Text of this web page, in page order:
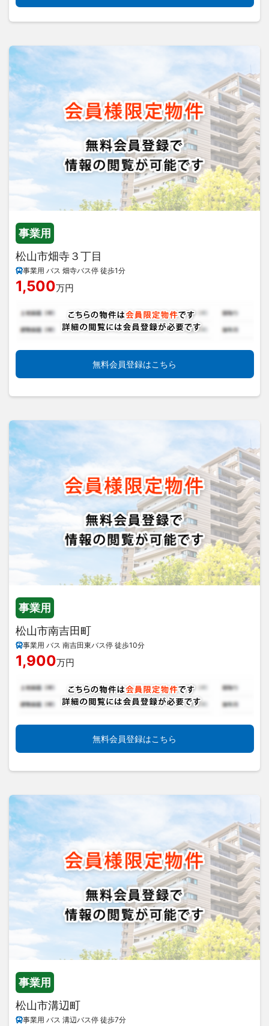
事業用
松山市畑寺３丁目
事業用 バス 畑寺バス停 徒歩1分
1,500万円
無料会員登録はこちら
事業用
松山市南吉田町
事業用 バス 南吉田東バス停 徒歩10分
1,900万円
無料会員登録はこちら
事業用
松山市溝辺町
事業用 バス 溝辺バス停 徒歩7分